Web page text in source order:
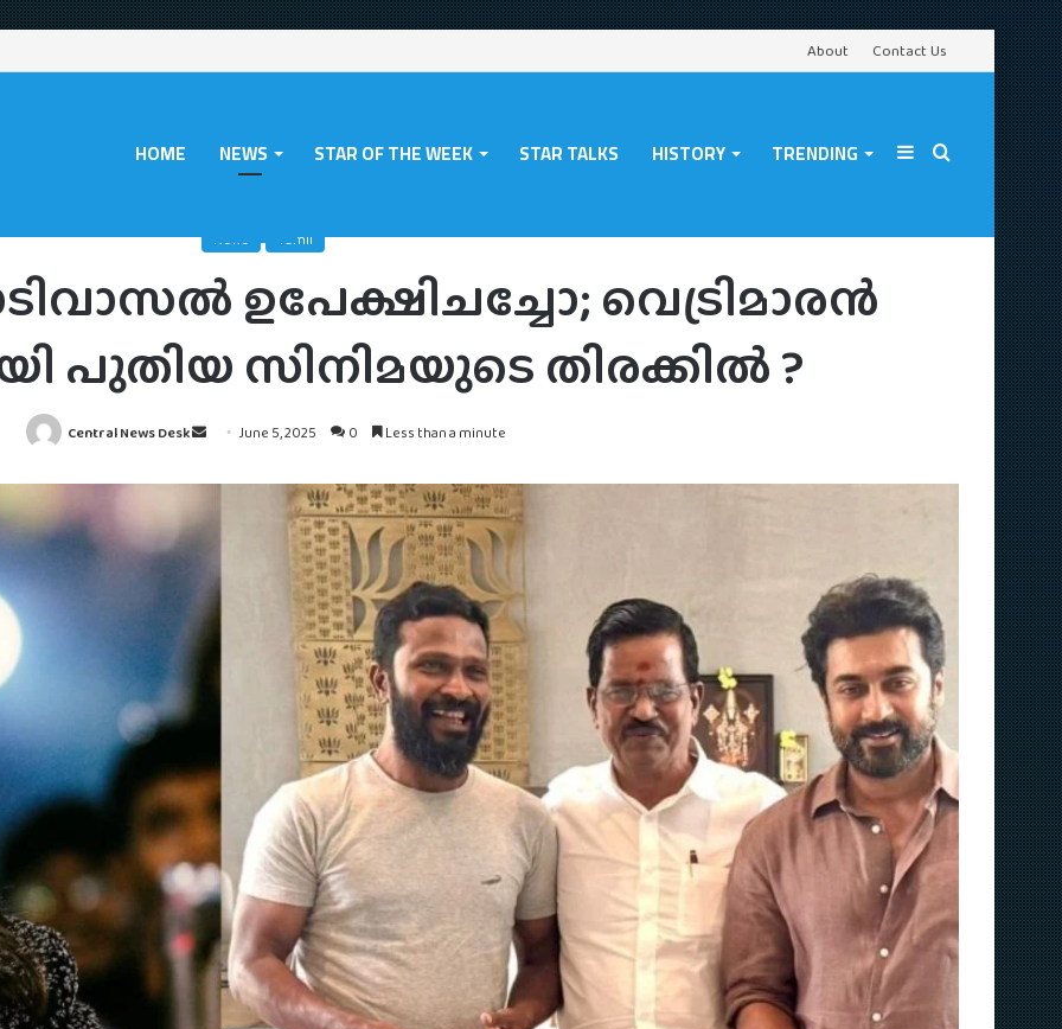
About Contact Us
HOME NEWS STAR OF THE WEEK STAR TALKS HISTORY TRENDING Search
Sidebar
News Tamil
ഉപേക്ഷിചച്ചോ; വെട്രിമാരൻ
പുതിയ സിനിമയുടെ തിരക്കിൽ ?
Central News Desk
Send
email
June 5, 2025 0 Less than a minute